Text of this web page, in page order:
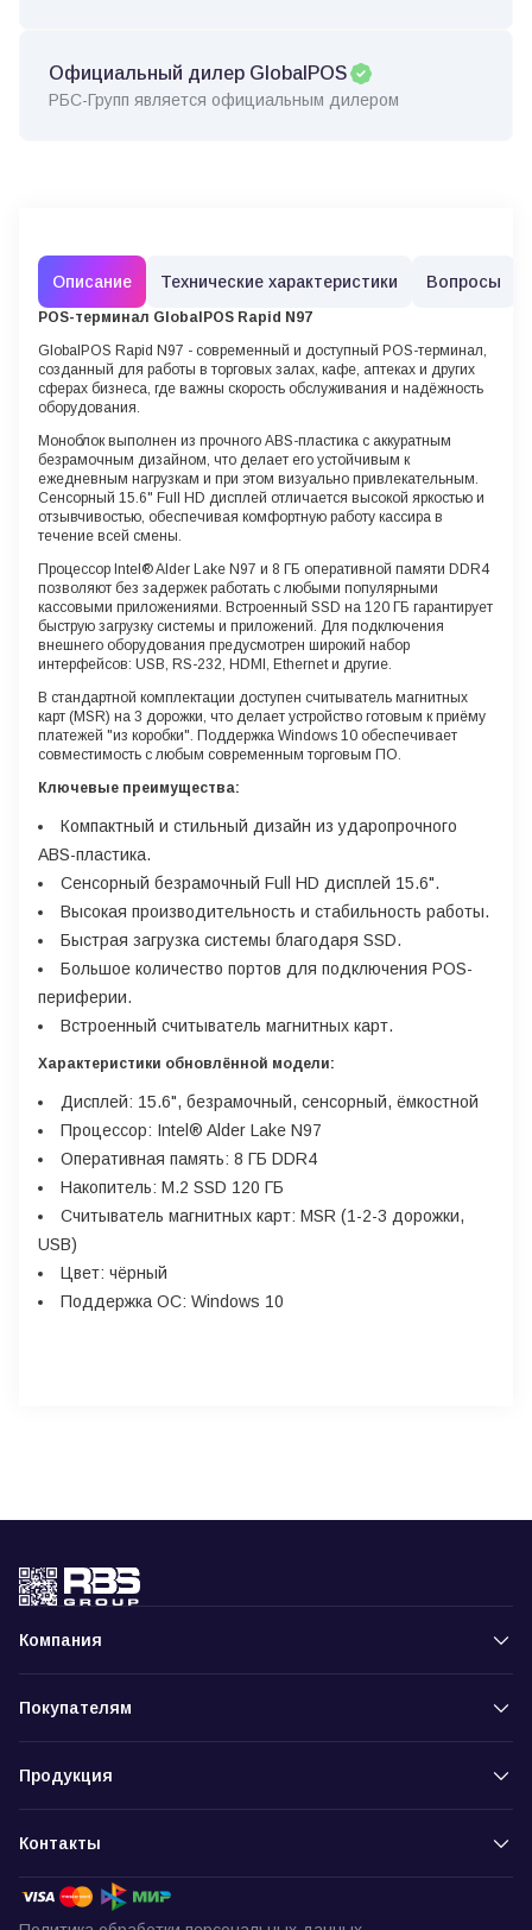
Официальный дилер GlobalPOS
РБС-Групп является официальным дилером
Описание Технические характеристики Вопросы
POS-терминал GlobalPOS Rapid N97
GlobalPOS Rapid N97 - современный и доступный POS-терминал,
созданный для работы в торговых залах, кафе, аптеках и других
сферах бизнеса, где важны скорость обслуживания и надёжность
оборудования.
Моноблок выполнен из прочного ABS-пластика с аккуратным
безрамочным дизайном, что делает его устойчивым к
ежедневным нагрузкам и при этом визуально привлекательным.
Сенсорный 15.6" Full HD дисплей отличается высокой яркостью и
отзывчивостью, обеспечивая комфортную работу кассира в
течение всей смены.
Процессор Intel® Alder Lake N97 и 8 ГБ оперативной памяти DDR4
позволяют без задержек работать с любыми популярными
кассовыми приложениями. Встроенный SSD на 120 ГБ гарантирует
быструю загрузку системы и приложений. Для подключения
внешнего оборудования предусмотрен широкий набор
интерфейсов: USB, RS-232, HDMI, Ethernet и другие.
В стандартной комплектации доступен считыватель магнитных
карт (MSR) на 3 дорожки, что делает устройство готовым к приёму
платежей "из коробки". Поддержка Windows 10 обеспечивает
совместимость с любым современным торговым ПО.
Ключевые преимущества:
Компактный и стильный дизайн из ударопрочного
ABS-пластика.
Сенсорный безрамочный Full HD дисплей 15.6".
Высокая производительность и стабильность работы.
Быстрая загрузка системы благодаря SSD.
Большое количество портов для подключения POS-
периферии.
Встроенный считыватель магнитных карт.
Характеристики обновлённой модели:
Дисплей: 15.6", безрамочный, сенсорный, ёмкостной
Процессор: Intel® Alder Lake N97
Оперативная память: 8 ГБ DDR4
Накопитель: M.2 SSD 120 ГБ
Считыватель магнитных карт: MSR (1-2-3 дорожки,
USB)
Цвет: чёрный
Поддержка ОС: Windows 10
Компания
Покупателям
Продукция
Контакты